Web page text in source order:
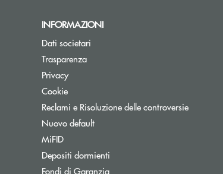
INFORMAZIONI
Dati societari
Trasparenza
Privacy
Cookie
Reclami e Risoluzione delle controversie
Nuovo default
MiFID
Depositi dormienti
Fondi di Garanzia